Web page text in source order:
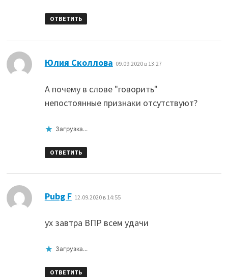
ОТВЕТИТЬ
Юлия Сколлова 09.09.2020 в 13:27
А почему в слове "говорить"
непостоянные признаки отсутствуют?
Загрузка...
ОТВЕТИТЬ
Pubg F: 12.09.2020 в 14:55
ух завтра ВПР всем удачи
Загрузка...
ОТВЕТИТЬ